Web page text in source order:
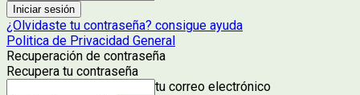
¿Olvidaste tu contraseña? consigue ayuda
Politica de Privacidad General
Recuperación de contraseña
Recupera tu contraseña
tu correo electrónico